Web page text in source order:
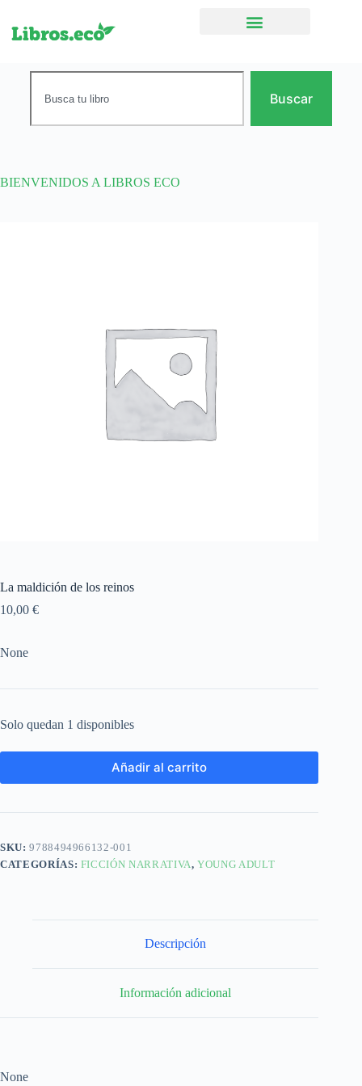
Buscar
BIENVENIDOS A LIBROS ECO
La maldición de los reinos
10,00 €
None
Solo quedan 1 disponibles
Añadir al carrito
SKU:9788494966132-001
CATEGORÍAS: FICCIÓN NARRATIVA,YOUNG ADULT
Descripción
Información adicional
None